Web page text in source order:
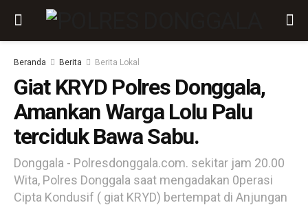
Beranda Berita Berita Lokal
Giat KRYD Polres Donggala,
Amankan Warga Lolu Palu
terciduk Bawa Sabu.
Donggala - Polresdonggala.com. sekitar jam 20.00
Wita, Polres Donggala saat mengadakan 0perasi
Cipta Kondusif ( giat KRYD) bertempat di Anjungan